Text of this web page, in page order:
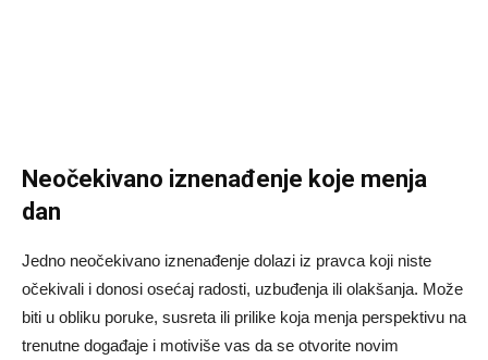
Neočekivano iznenađenje koje menja
dan
Jedno neočekivano iznenađenje dolazi iz pravca koji niste
očekivali i donosi osećaj radosti, uzbuđenja ili olakšanja. Može
biti u obliku poruke, susreta ili prilike koja menja perspektivu na
trenutne događaje i motiviše vas da se otvorite novim